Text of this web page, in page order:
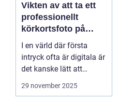
Vikten av att ta ett
professionellt
körkortsfoto på
Östermalm
I en värld där första
intryck ofta är digitala är
det kanske lätt att
glömma bort vikten av
29 november 2025